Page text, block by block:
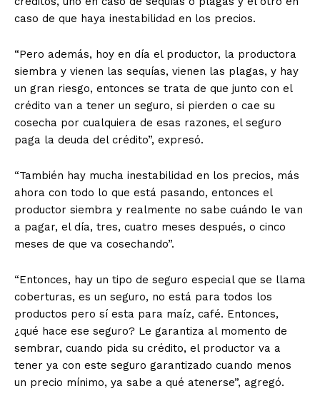
caso de que haya inestabilidad en los precios.
“Pero además, hoy en día el productor, la productora
siembra y vienen las sequías, vienen las plagas, y hay
un gran riesgo, entonces se trata de que junto con el
crédito van a tener un seguro, si pierden o cae su
cosecha por cualquiera de esas razones, el seguro
paga la deuda del crédito”, expresó.
“También hay mucha inestabilidad en los precios, más
ahora con todo lo que está pasando, entonces el
productor siembra y realmente no sabe cuándo le van
a pagar, el día, tres, cuatro meses después, o cinco
meses de que va cosechando”.
“Entonces, hay un tipo de seguro especial que se llama
coberturas, es un seguro, no está para todos los
productos pero sí esta para maíz, café. Entonces,
¿qué hace ese seguro? Le garantiza al momento de
sembrar, cuando pida su crédito, el productor va a
tener ya con este seguro garantizado cuando menos
un precio mínimo, ya sabe a qué atenerse”, agregó.